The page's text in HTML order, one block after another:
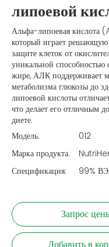
липоевой
Альфа-липоевая
который играет решающую
защите клеток от
уникальной способностью
жире, АЛК поддерживает
метаболизма глюкозы до
липоевой кислоты
что делает его отличным
диете.
Модель:
012
Марка продукта:
Спецификация:
99%
Запрос